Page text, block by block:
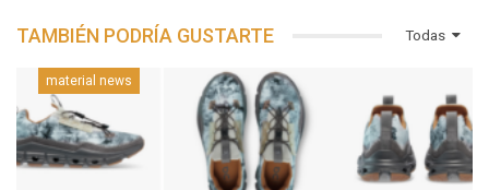
Todas
TAMBIÉN PODRÍA GUSTARTE
material news